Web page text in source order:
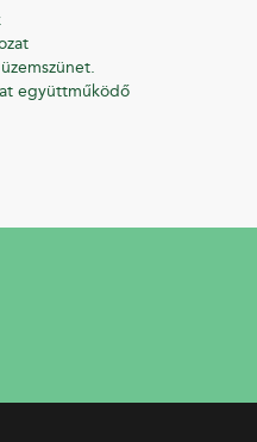
együttműködő